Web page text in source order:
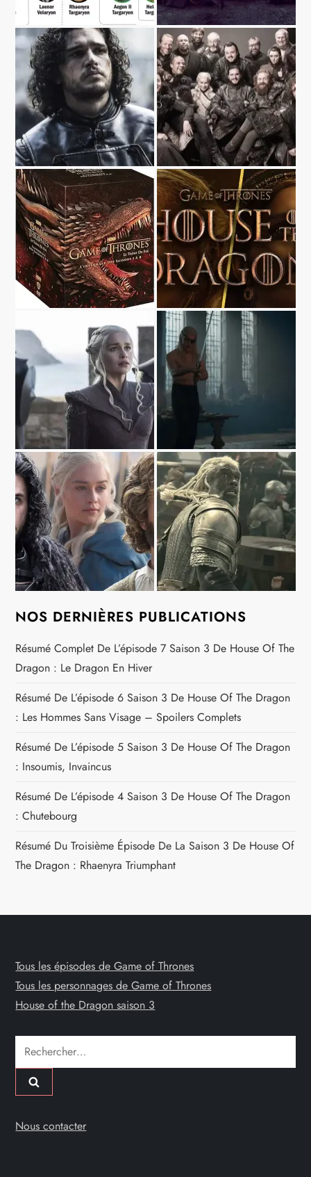
NOS DERNIÈRES PUBLICATIONS
Résumé Complet De L’épisode 7 Saison 3 De House Of The
Dragon : Le Dragon En Hiver
Résumé De L’épisode 6 Saison 3 De House Of The Dragon
: Les Hommes Sans Visage – Spoilers Complets
Résumé De L’épisode 5 Saison 3 De House Of The Dragon
: Insoumis, Invaincus
Résumé De L’épisode 4 Saison 3 De House Of The Dragon
: Chutebourg
Résumé Du Troisième Épisode De La Saison 3 De House Of
The Dragon : Rhaenyra Triumphant
Tous les épisodes de Game of Thrones
Tous les personnages de Game of Thrones
House of the Dragon saison 3
Rechercher :
Nous contacter